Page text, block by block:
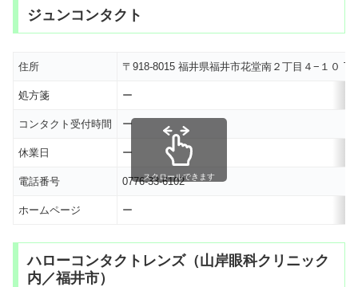
ジュンコンタクト
住所 〒918-8015 福井県福井市花堂南２丁目４−１０
処方箋 ー
コンタクト受付時間 ー
休業日 ー
電話番号 0776-33-6102
ホームページ ー
スクロールできます
ハローコンタクトレンズ（山岸眼科クリニック
内／福井市）